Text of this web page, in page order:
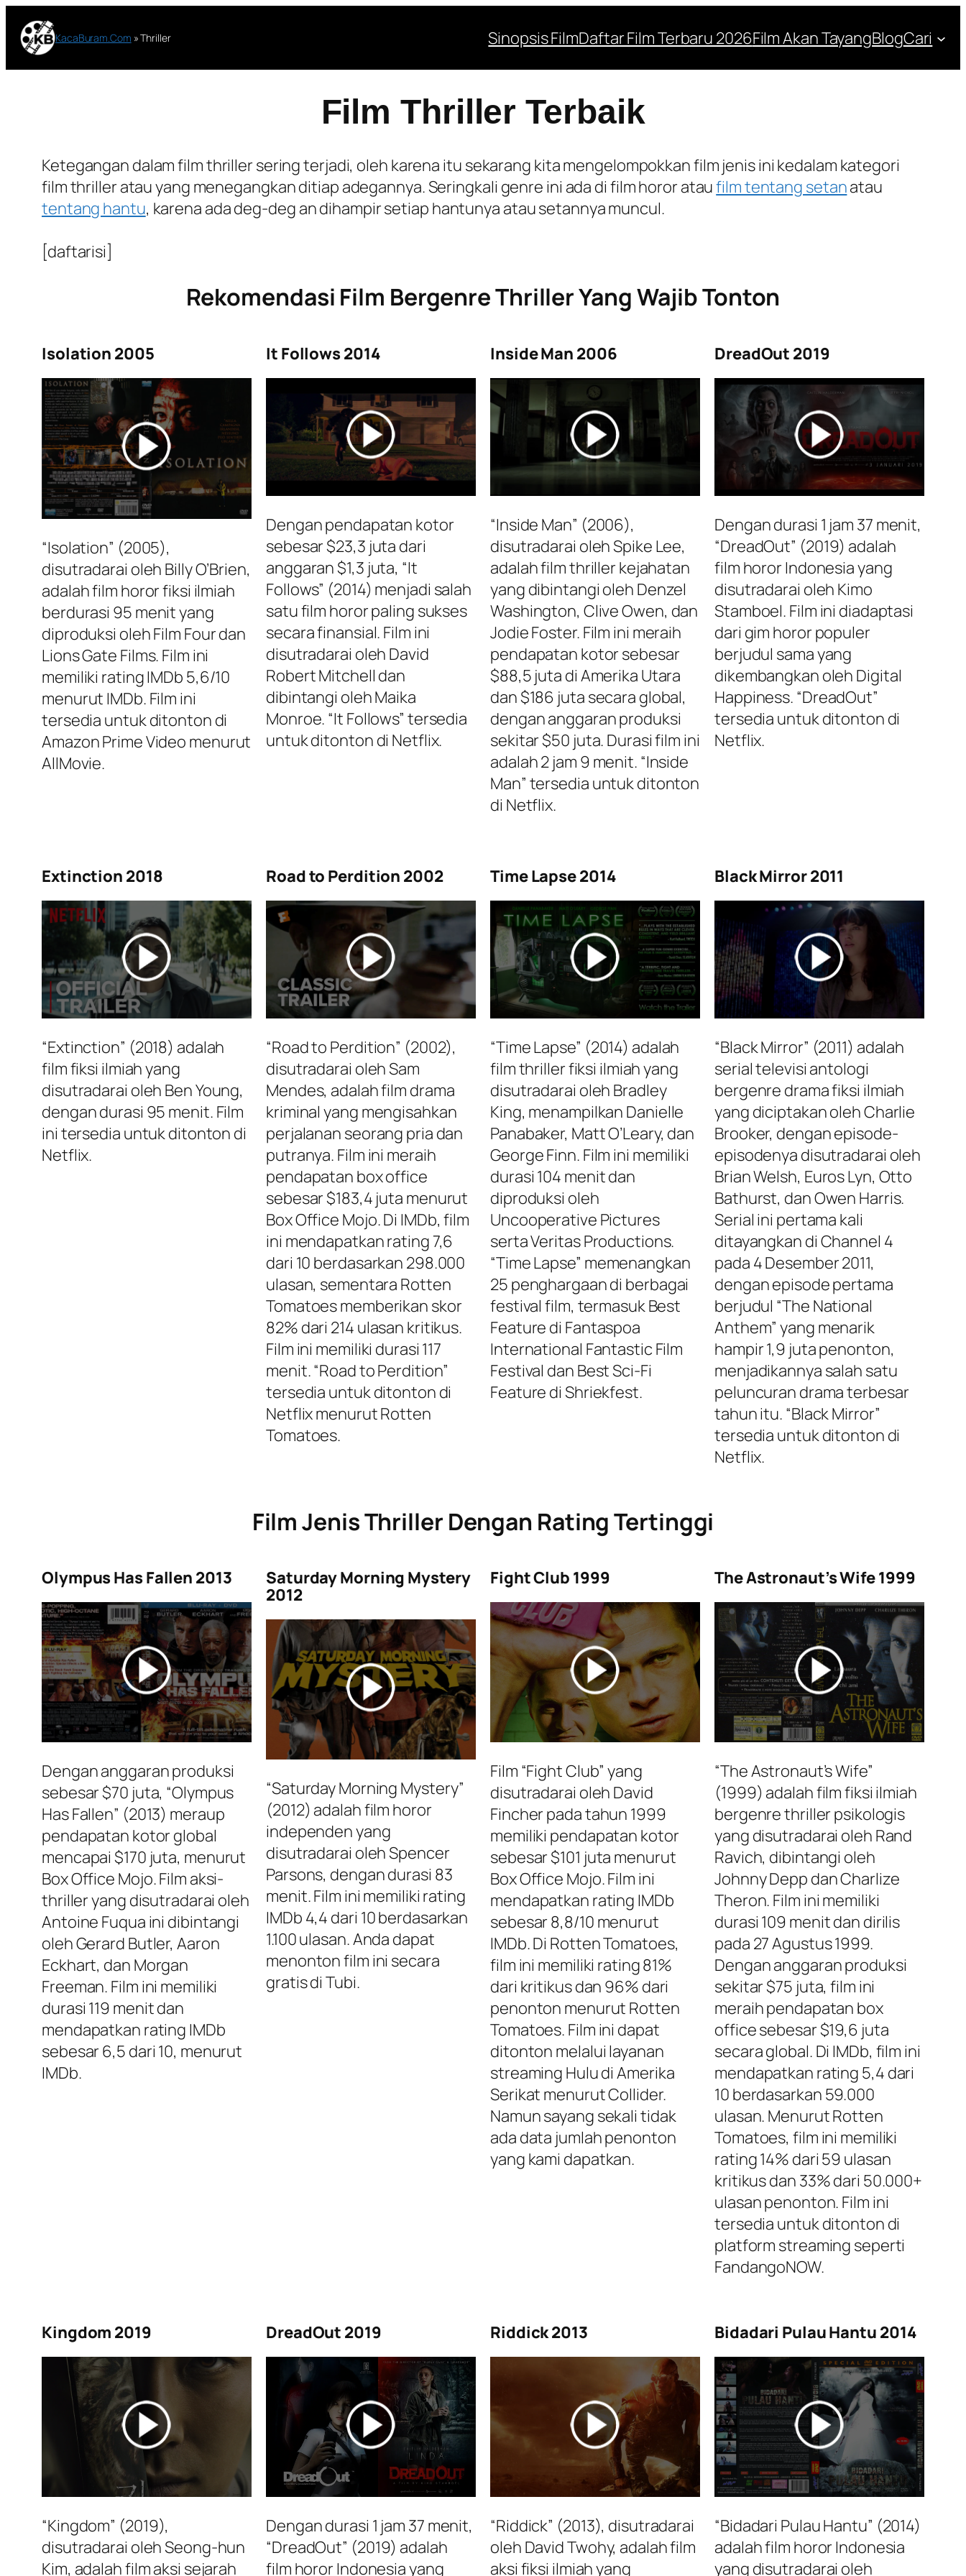
Lewati
ke
konten
KacaBuram.Com »Thriller Sinopsis FilmDaftar Film Terbaru 2026Film Akan TayangBlogCari
Film Thriller Terbaik
Ketegangan dalam film thriller sering terjadi, oleh karena itu sekarang kita mengelompokkan film jenis ini kedalam kategori
film thriller atau yang menegangkan ditiap adegannya. Seringkali genre ini ada di film horor ataufilm tentang setanatau
tentang hantu, karena ada deg-deg an dihampir setiap hantunya atau setannya muncul.
[daftarisi]
Rekomendasi Film Bergenre Thriller Yang Wajib Tonton
Isolation 2005
“Isolation” (2005),
disutradarai oleh Billy O’Brien,
adalah film horor fiksi ilmiah
berdurasi 95 menit yang
diproduksi oleh Film Four dan
Lions Gate Films. Film ini
memiliki rating IMDb 5,6/10
menurut IMDb. Film ini
tersedia untuk ditonton di
Amazon Prime Video menurut
AllMovie.
It Follows 2014
Dengan pendapatan kotor
sebesar $23,3 juta dari
anggaran $1,3 juta, “It
Follows” (2014) menjadi salah
satu film horor paling sukses
secara finansial. Film ini
disutradarai oleh David
Robert Mitchell dan
dibintangi oleh Maika
Monroe. “It Follows” tersedia
untuk ditonton di Netflix.
Inside Man 2006
“Inside Man” (2006),
disutradarai oleh Spike Lee,
adalah film thriller kejahatan
yang dibintangi oleh Denzel
Washington, Clive Owen, dan
Jodie Foster. Film ini meraih
pendapatan kotor sebesar
$88,5 juta di Amerika Utara
dan $186 juta secara global,
dengan anggaran produksi
sekitar $50 juta. Durasi film ini
adalah 2 jam 9 menit. “Inside
Man” tersedia untuk ditonton
di Netflix.
DreadOut 2019
Dengan durasi 1 jam 37 menit,
“DreadOut” (2019) adalah
film horor Indonesia yang
disutradarai oleh Kimo
Stamboel. Film ini diadaptasi
dari gim horor populer
berjudul sama yang
dikembangkan oleh Digital
Happiness. “DreadOut”
tersedia untuk ditonton di
Netflix.
Extinction 2018
“Extinction” (2018) adalah
film fiksi ilmiah yang
disutradarai oleh Ben Young,
dengan durasi 95 menit. Film
ini tersedia untuk ditonton di
Netflix.
Road to Perdition 2002
“Road to Perdition” (2002),
disutradarai oleh Sam
Mendes, adalah film drama
kriminal yang mengisahkan
perjalanan seorang pria dan
putranya. Film ini meraih
pendapatan box office
sebesar $183,4 juta menurut
Box Office Mojo. Di IMDb, film
ini mendapatkan rating 7,6
dari 10 berdasarkan 298.000
ulasan, sementara Rotten
Tomatoes memberikan skor
82% dari 214 ulasan kritikus.
Film ini memiliki durasi 117
menit. “Road to Perdition”
tersedia untuk ditonton di
Netflix menurut Rotten
Tomatoes.
Time Lapse 2014
“Time Lapse” (2014) adalah
film thriller fiksi ilmiah yang
disutradarai oleh Bradley
King, menampilkan Danielle
Panabaker, Matt O’Leary, dan
George Finn. Film ini memiliki
durasi 104 menit dan
diproduksi oleh
Uncooperative Pictures
serta Veritas Productions.
“Time Lapse” memenangkan
25 penghargaan di berbagai
festival film, termasuk Best
Feature di Fantaspoa
International Fantastic Film
Festival dan Best Sci-Fi
Feature di Shriekfest.
Black Mirror 2011
“Black Mirror” (2011) adalah
serial televisi antologi
bergenre drama fiksi ilmiah
yang diciptakan oleh Charlie
Brooker, dengan episode-
episodenya disutradarai oleh
Brian Welsh, Euros Lyn, Otto
Bathurst, dan Owen Harris.
Serial ini pertama kali
ditayangkan di Channel 4
pada 4 Desember 2011,
dengan episode pertama
berjudul “The National
Anthem” yang menarik
hampir 1,9 juta penonton,
menjadikannya salah satu
peluncuran drama terbesar
tahun itu. “Black Mirror”
tersedia untuk ditonton di
Netflix.
Film Jenis Thriller Dengan Rating Tertinggi
Olympus Has Fallen 2013
Dengan anggaran produksi
sebesar $70 juta, “Olympus
Has Fallen” (2013) meraup
pendapatan kotor global
mencapai $170 juta, menurut
Box Office Mojo. Film aksi-
thriller yang disutradarai oleh
Antoine Fuqua ini dibintangi
oleh Gerard Butler, Aaron
Eckhart, dan Morgan
Freeman. Film ini memiliki
durasi 119 menit dan
mendapatkan rating IMDb
sebesar 6,5 dari 10, menurut
IMDb.
Saturday Morning Mystery
2012
“Saturday Morning Mystery”
(2012) adalah film horor
independen yang
disutradarai oleh Spencer
Parsons, dengan durasi 83
menit. Film ini memiliki rating
IMDb 4,4 dari 10 berdasarkan
1.100 ulasan. Anda dapat
menonton film ini secara
gratis di Tubi.
Fight Club 1999
Film “Fight Club” yang
disutradarai oleh David
Fincher pada tahun 1999
memiliki pendapatan kotor
sebesar $101 juta menurut
Box Office Mojo. Film ini
mendapatkan rating IMDb
sebesar 8,8/10 menurut
IMDb. Di Rotten Tomatoes,
film ini memiliki rating 81%
dari kritikus dan 96% dari
penonton menurut Rotten
Tomatoes. Film ini dapat
ditonton melalui layanan
streaming Hulu di Amerika
Serikat menurut Collider.
Namun sayang sekali tidak
ada data jumlah penonton
yang kami dapatkan.
The Astronaut’s Wife 1999
“The Astronaut’s Wife”
(1999) adalah film fiksi ilmiah
bergenre thriller psikologis
yang disutradarai oleh Rand
Ravich, dibintangi oleh
Johnny Depp dan Charlize
Theron. Film ini memiliki
durasi 109 menit dan dirilis
pada 27 Agustus 1999.
Dengan anggaran produksi
sekitar $75 juta, film ini
meraih pendapatan box
office sebesar $19,6 juta
secara global. Di IMDb, film ini
mendapatkan rating 5,4 dari
10 berdasarkan 59.000
ulasan. Menurut Rotten
Tomatoes, film ini memiliki
rating 14% dari 59 ulasan
kritikus dan 33% dari 50.000+
ulasan penonton. Film ini
tersedia untuk ditonton di
platform streaming seperti
FandangoNOW.
Kingdom 2019
“Kingdom” (2019),
disutradarai oleh Seong-hun
Kim, adalah film aksi sejarah
DreadOut 2019
Dengan durasi 1 jam 37 menit,
“DreadOut” (2019) adalah
film horor Indonesia yang
Riddick 2013
“Riddick” (2013), disutradarai
oleh David Twohy, adalah film
aksi fiksi ilmiah yang
Bidadari Pulau Hantu 2014
“Bidadari Pulau Hantu” (2014)
adalah film horor Indonesia
yang disutradarai oleh